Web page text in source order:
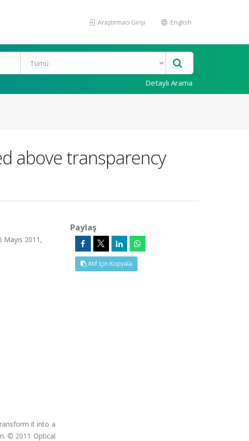
Araştırmacı Girişi English
Detaylı Arama
above transparency
2011,
it into a
© 2011 Optical
Paylaş
Atıf İçin Kopyala